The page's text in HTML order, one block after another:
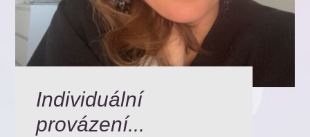
Individuální
provázení...